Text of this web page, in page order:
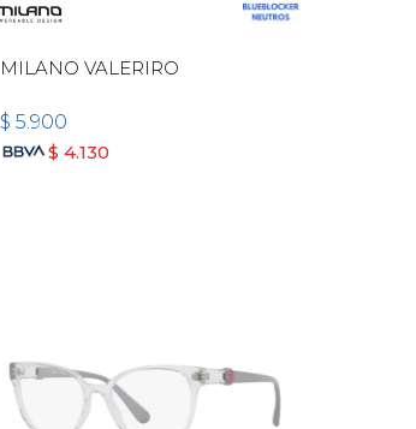
MILANO VALERIRO
$ 5.900
$ 4.130